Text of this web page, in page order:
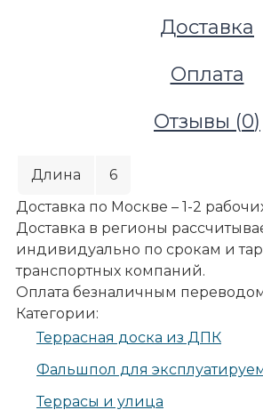
Террасы и улица
Террасная доска из ДПК
Террасная доска Deckron
Доставка
Оплата
Отзывы (0)
Длина
6
Доставка по Москве – 1-2
Доставка в регионы
индивидуально по срокам и
транспортных компаний.
Оплата безналичным
Категории:
Террасная доска из ДПК
Фальшпол для
Террасы и улица